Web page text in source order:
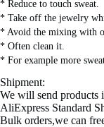
* Reduce to touch sweat.
* Take off the jewelry
* Avoid the mixing with
* Often clean it.
* For example more
Shipment:
We will send products
AliExpress Standard
Bulk orders,we can